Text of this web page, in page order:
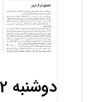
دوشنبه 22تیر 1405